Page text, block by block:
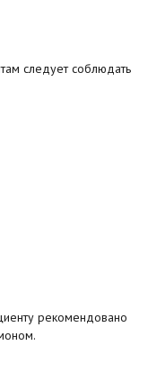
следует соблюдать
рекомендовано